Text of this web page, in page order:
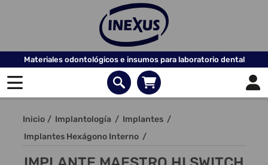
Materiales odontológicos e insumos para laboratorio dental
Inicio / Implantología / Implantes /
Implantes Hexágono Interno /